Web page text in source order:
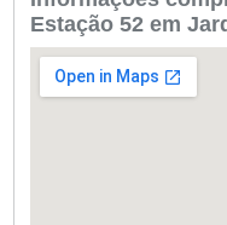
Estação 52 em